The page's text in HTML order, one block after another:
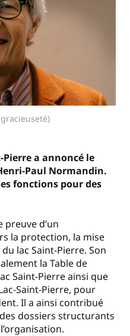
Pierre a annoncé le
Paul Normandin.
fonctions pour des
d’un
la protection, la mise
lac Saint-Pierre. Son
la Table de
Saint-Pierre ainsi que
Saint-Pierre, pour
Il a ainsi contribué
dossiers structurants